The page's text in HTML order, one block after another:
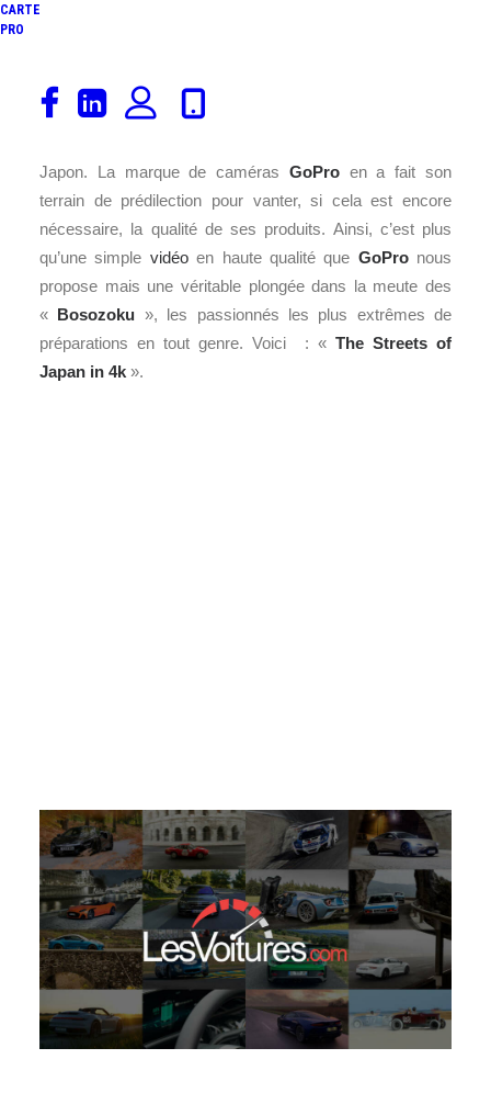
CARTE
PRO
On peut critiquer (ou pas) les fans de
a bien un pays où l’art de la rue est poussé à son
Japon. La marque de caméras GoProen a fait son
terrain de prédilection pour vanter, si cela est encore
nécessaire, la qualité de ses produits. Ainsi, c’est plus
qu’une simple vidéoen haute qualité que GoPronous
propose mais une véritable plongée dans la meute des
« Bosozoku », les passionnés les plus extrêmes de
préparations en tout genre. Voici : « The Streets of
Japan in 4k ».